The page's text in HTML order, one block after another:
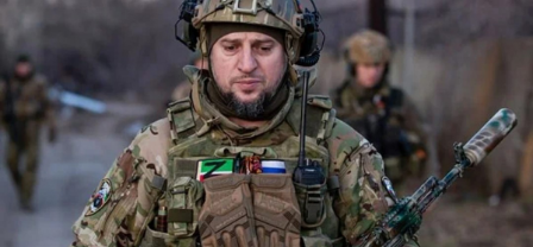
беременным, кормящим женщинам;
людям с ослабленной иммунной системой;
пожилым;